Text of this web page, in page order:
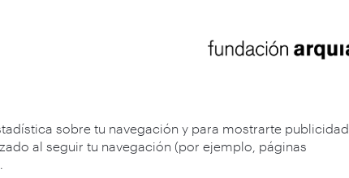
sobre tu navegación y para mostrarte publicidad
al seguir tu navegación (por ejemplo, páginas